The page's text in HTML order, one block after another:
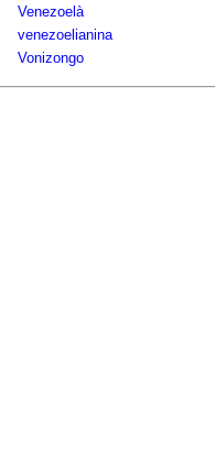
Venezoelà
venezoelianina
Vonizongo